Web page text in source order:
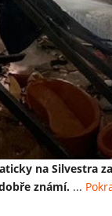
na Silvestra
známí. ...